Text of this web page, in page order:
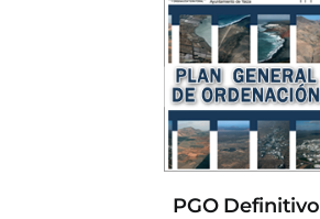
PGO Definitivo